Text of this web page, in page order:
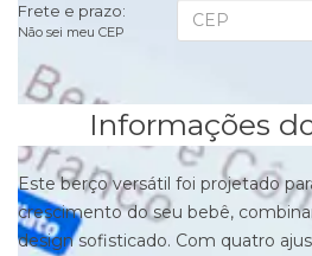
Frete e prazo:
Não sei meu CEP
Informações
Este berço versátil foi projetado
crescimento do seu bebê,
design sofisticado. Com quatro